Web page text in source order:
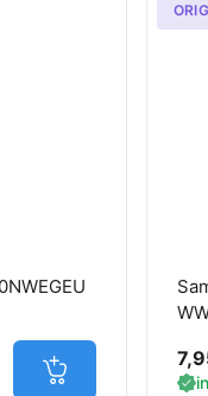
Jetzt in den